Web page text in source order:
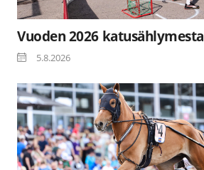
Vuoden 2026
5.8.2026